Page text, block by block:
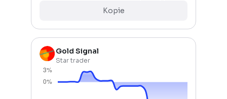
Kopie
Gold Signal
Star trader